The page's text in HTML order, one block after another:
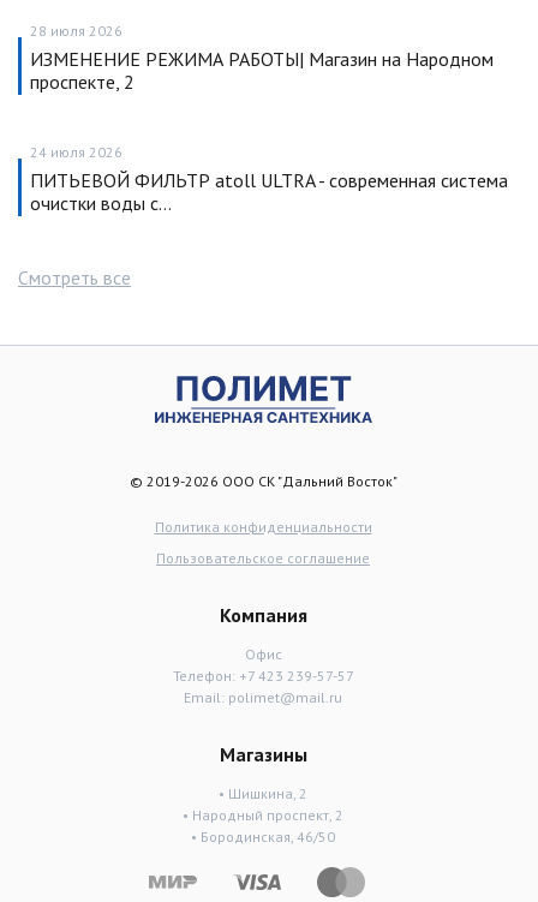
28 июля 2026
ИЗМЕНЕНИЕ РЕЖИМА РАБОТЫ| Магазин на Народном
проспекте, 2
24 июля 2026
ПИТЬЕВОЙ ФИЛЬТР atoll ULTRA - современная система
очистки воды с…
Смотреть все
© 2019-2026 ООО СК "Дальний Восток"
Политика конфиденциальности
Пользовательское соглашение
Компания
Офис
Телефон: +7 423 239-57-57
Email: polimet@mail.ru
Магазины
• Шишкина, 2
• Народный проспект, 2
• Бородинская, 46/50